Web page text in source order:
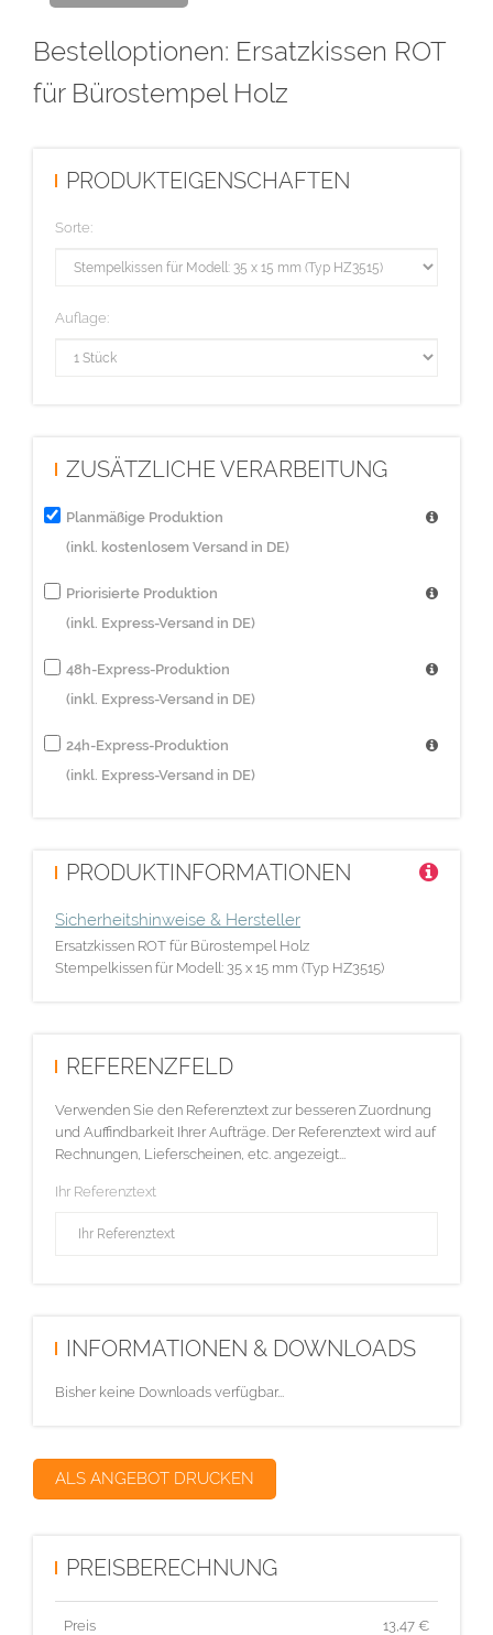
Bestelloptionen: Ersatzkissen ROT
für Bürostempel Holz
PRODUKTEIGENSCHAFTEN
Sorte:
Auflage:
ZUSÄTZLICHE VERARBEITUNG
Planmäßige Produktion
(inkl. kostenlosem Versand in DE)
Priorisierte Produktion
(inkl. Express-Versand in DE)
48h-Express-Produktion
(inkl. Express-Versand in DE)
24h-Express-Produktion
(inkl. Express-Versand in DE)
PRODUKTINFORMATIONEN
Sicherheitshinweise & Hersteller
Ersatzkissen ROT für Bürostempel Holz
Stempelkissen für Modell: 35 x 15 mm (Typ HZ3515)
REFERENZFELD
Verwenden Sie den Referenztext zur besseren Zuordnung
und Auffindbarkeit Ihrer Aufträge. Der Referenztext wird auf
Rechnungen, Lieferscheinen, etc. angezeigt...
Ihr Referenztext
INFORMATIONEN & DOWNLOADS
Bisher keine Downloads verfügbar...
ALS ANGEBOT DRUCKEN
PREISBERECHNUNG
Preis 13,47 €